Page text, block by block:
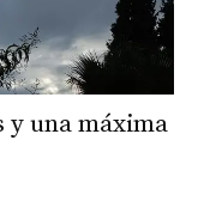
y una máxima